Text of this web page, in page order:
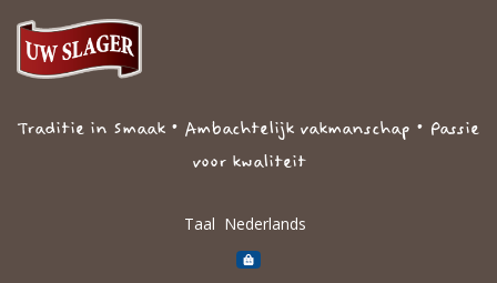
Traditie in Smaak • Ambachtelijk vakmanschap • Passie
voor kwaliteit
Taal